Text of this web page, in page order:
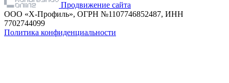
Продвижение сайта
ООО «Х-Профиль», ОГРН №1107746852487, ИНН
7702744099
Политика конфиденциальности